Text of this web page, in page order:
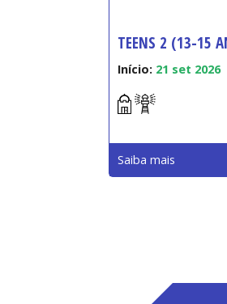
TEENS 2 (13-15
Início: 21 set 2026
Saiba mais